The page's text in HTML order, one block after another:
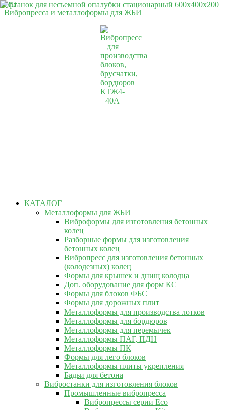
Вибропресса и металлоформы для ЖБИ
КАТАЛОГ
Металлоформы для ЖБИ
Виброформы для изготовления бетонных
колец
Разборные формы для изготовления
бетонных колец
Вибропресс для изготовления бетонных
(колодезных) колец
Формы для крышек и днищ колодца
Доп. оборудование для форм КС
Формы для блоков ФБС
Формы для дорожных плит
Металлоформы для производства лотков
Металлоформы для бордюров
Металлоформы для перемычек
Металлоформы ПАГ, ПДН
Металлоформы ПК
Формы для лего блоков
Металлоформы плиты укрепления
Бадьи для бетона
Вибростанки для изготовления блоков
Промышленные вибропресса
Вибропрессы серии Eco